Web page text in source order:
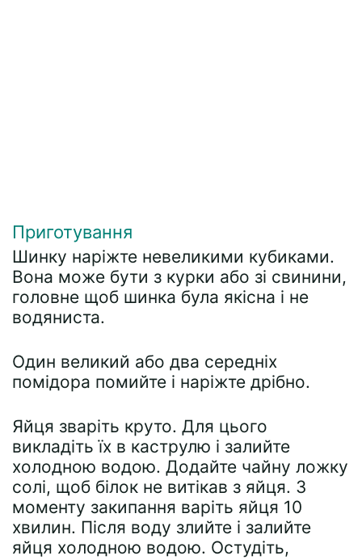
Приготування
Шинку наріжте невеликими кубиками.
Вона може бути з курки або зі свинини,
головне щоб шинка була якісна і не
водяниста.
Один великий або два середніх
помідора помийте і наріжте дрібно.
Яйця зваріть круто. Для цього
викладіть їх в каструлю і залийте
холодною водою. Додайте чайну ложку
солі, щоб білок не витікав з яйця. З
моменту закипання варіть яйця 10
хвилин. Після воду злийте і залийте
яйця холодною водою. Остудіть,